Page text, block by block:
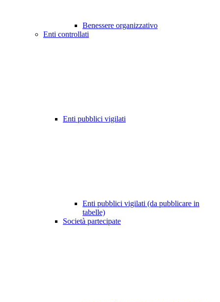
Benessere organizzativo
Enti controllati
Enti pubblici vigilati
Enti pubblici vigilati (da pubblicare in
tabelle)
Società partecipate